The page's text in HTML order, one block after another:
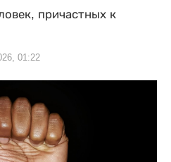
причастных к
01:22